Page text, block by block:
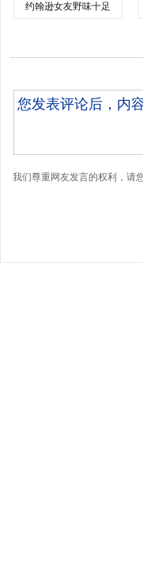
约翰逊女友野味十足
我们尊重网友发言的权利，请